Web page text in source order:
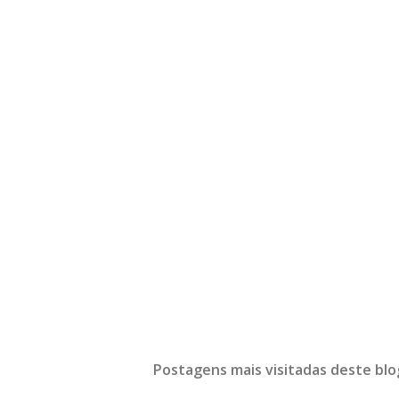
Postagens mais visitadas deste